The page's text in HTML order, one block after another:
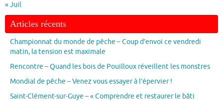
« Juil
Articles récents
Championnat du monde de pêche – Coup d’envoi ce vendredi
matin, la tension est maximale
Rencontre – Quand les bois de Pouilloux réveillent les monstres
Mondial de pêche – Venez vous essayer à l’épervier !
Saint-Clément-sur-Guye – « Comprendre et restaurer le bâti